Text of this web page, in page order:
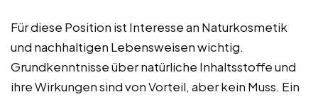
Für diese Position ist Interesse an Naturkosmetik
und nachhaltigen Lebensweisen wichtig.
Grundkenntnisse über natürliche Inhaltsstoffe und
ihre Wirkungen sind von Vorteil, aber kein Muss. Ein